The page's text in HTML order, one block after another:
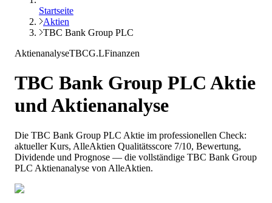
Startseite
Aktien
TBC Bank Group PLC
AktienanalyseTBCG.LFinanzen
TBC Bank Group PLC Aktie
und Aktienanalyse
Die TBC Bank Group PLC Aktie im professionellen Check:
aktueller Kurs, AlleAktien Qualitätsscore 7/10, Bewertung,
Dividende und Prognose — die vollständige TBC Bank Group
PLC Aktienanalyse von AlleAktien.